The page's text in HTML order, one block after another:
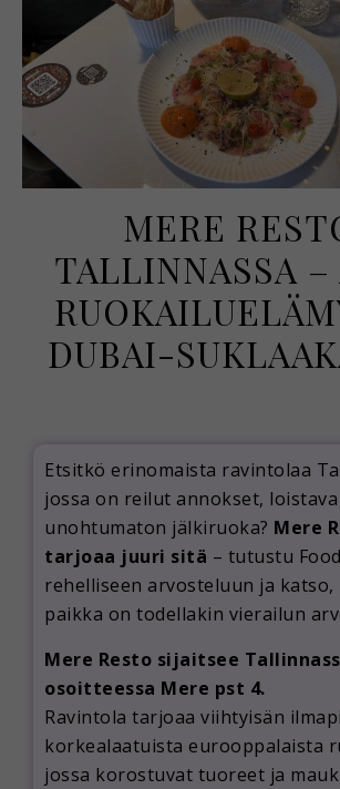
MERE
TALLINNASSA –
DUBAI-
Etsitkö erinomaista ravintolaa
jossa on reilut annokset,
unohtumaton jälkiruoka? Mere
tarjoaa juuri sitä – tutustu
rehelliseen arvosteluun ja katso,
paikka on todellakin vierailun
Mere Resto sijaitsee
osoitteessa Mere pst 4.
Ravintola tarjoaa viihtyisän
korkealaatuista eurooppalaista
jossa korostuvat tuoreet ja